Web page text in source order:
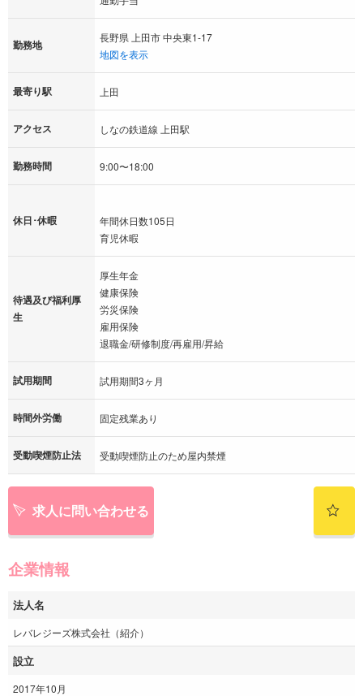
勤務地
長野県 上田市 中央東1-17
地図を表示
最寄り駅 上田
アクセス しなの鉄道線 上田駅
勤務時間 9:00〜18:00
休日･休暇
年間休日数105日
育児休暇
待遇及び福利厚
生
厚生年金
健康保険
労災保険
雇用保険
退職金/研修制度/再雇用/昇給
試用期間 試用期間3ヶ月
時間外労働 固定残業あり
受動喫煙防止法 受動喫煙防止のため屋内禁煙
求人に問い合わせる
企業情報
法人名
レバレジーズ株式会社（紹介）
設立
2017年10月